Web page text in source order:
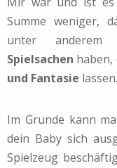
Summe weniger,
unter
Spielsachen haben,
und Fantasie lassen.
Im Grunde kann
dein Baby sich
Spielzeug